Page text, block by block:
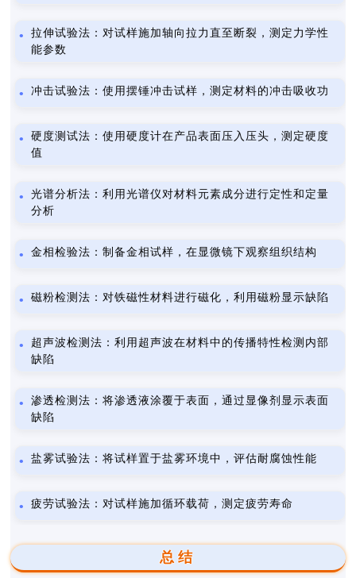
拉伸试验法：对试样施加轴向拉力直至断裂，测定力学性
能参数
冲击试验法：使用摆锤冲击试样，测定材料的冲击吸收功
硬度测试法：使用硬度计在产品表面压入压头，测定硬度
值
光谱分析法：利用光谱仪对材料元素成分进行定性和定量
分析
金相检验法：制备金相试样，在显微镜下观察组织结构
磁粉检测法：对铁磁性材料进行磁化，利用磁粉显示缺陷
超声波检测法：利用超声波在材料中的传播特性检测内部
缺陷
渗透检测法：将渗透液涂覆于表面，通过显像剂显示表面
缺陷
盐雾试验法：将试样置于盐雾环境中，评估耐腐蚀性能
疲劳试验法：对试样施加循环载荷，测定疲劳寿命
总结